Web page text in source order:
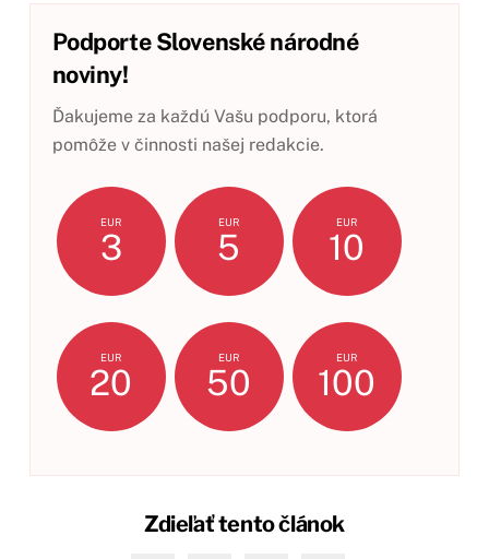
Podporte Slovenské národné
noviny!
Ďakujeme za každú Vašu podporu, ktorá
pomôže v činnosti našej redakcie.
EUR
3
EUR
5
EUR
10
EUR
20
EUR
50
EUR
100
Zdieľať tento článok